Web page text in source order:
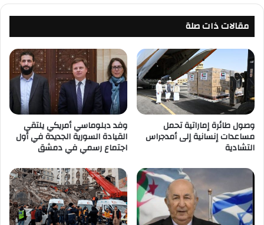
مقالات ذات صلة
وصول طائرة إماراتية تحمل
مساعدات إنسانية إلى أمدجراس
التشادية
وفد دبلوماسي أمريكي يلتقي
القيادة السورية الجديدة في أول
اجتماع رسمي في دمشق